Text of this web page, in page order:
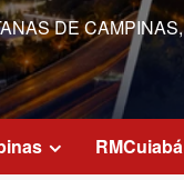
DE CAMPINAS,
RMCuiabá